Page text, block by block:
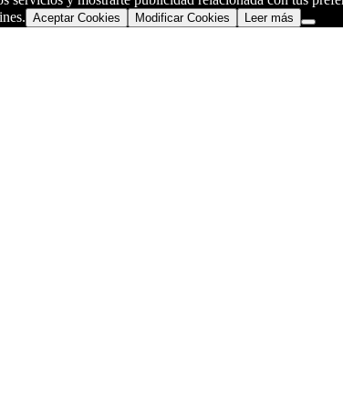
Aceptar Cookies Modificar Cookies Leer más